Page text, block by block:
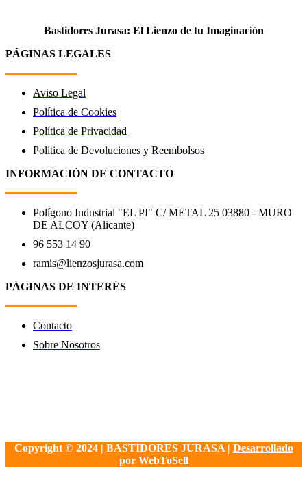
Bastidores Jurasa: El Lienzo de tu Imaginación
PÁGINAS LEGALES
Aviso Legal
Política de Cookies
Política de Privacidad
Política de Devoluciones y Reembolsos
INFORMACIÓN DE CONTACTO
Polígono Industrial "EL PI" C/ METAL 25 03880 - MURO
DE ALCOY (Alicante)
96 553 14 90
ramis@lienzosjurasa.com
PÁGINAS DE INTERÉS
Contacto
Sobre Nosotros
Copyright © 2024 | BASTIDORES JURASA | Desarrollado
por WebToSell